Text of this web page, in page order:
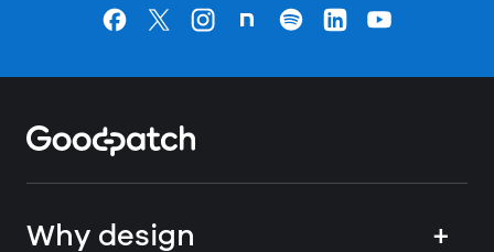
Goodpatchの
ページ
Goodpatchの
ページ
Goodpatchの
ページGoodpatchの
ページ
Goodpatchの
ページ
Goodpatchの
ページ
Goodpatchの
Why design
+